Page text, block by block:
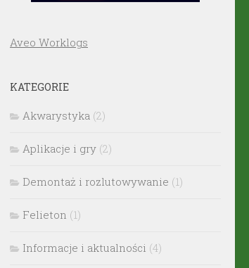
Aveo Worklogs
KATEGORIE
Akwarystyka (2)
Aplikacje i gry (2)
Demontaż i rozlutowywanie (1)
Felieton (1)
Informacje i aktualności (4)